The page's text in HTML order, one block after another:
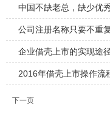
中国不缺老总，缺少优
公司注册名称只要不重
企业借壳上市的实现途
2016年借壳上市操作流
下一页